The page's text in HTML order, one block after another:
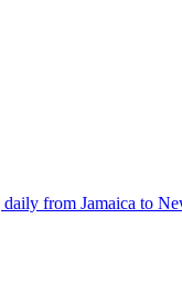
from Jamaica to